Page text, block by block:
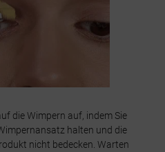
die Wimpern auf, indem Sie
halten und die
nicht bedecken. Warten